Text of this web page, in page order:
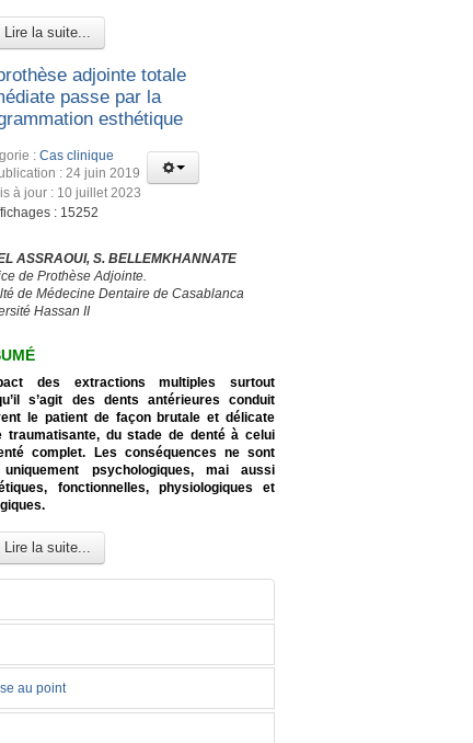
Lire la suite...
adjointe totale
passe par la
esthétique
:Cas clinique
: 24 juin 2019
à jour : 10 juillet 2023
: 15252
ASSRAOUI, S. BELLEMKHANNATE
de Prothèse Adjointe.
de Médecine Dentaire de Casablanca
Hassan II
des extractions multiples surtout
s’agit des dents antérieures conduit
le patient de façon brutale et délicate
traumatisante, du stade de denté à celui
complet. Les conséquences ne sont
psychologiques, mai aussi
fonctionnelles, physiologiques et
Lire la suite...
au point